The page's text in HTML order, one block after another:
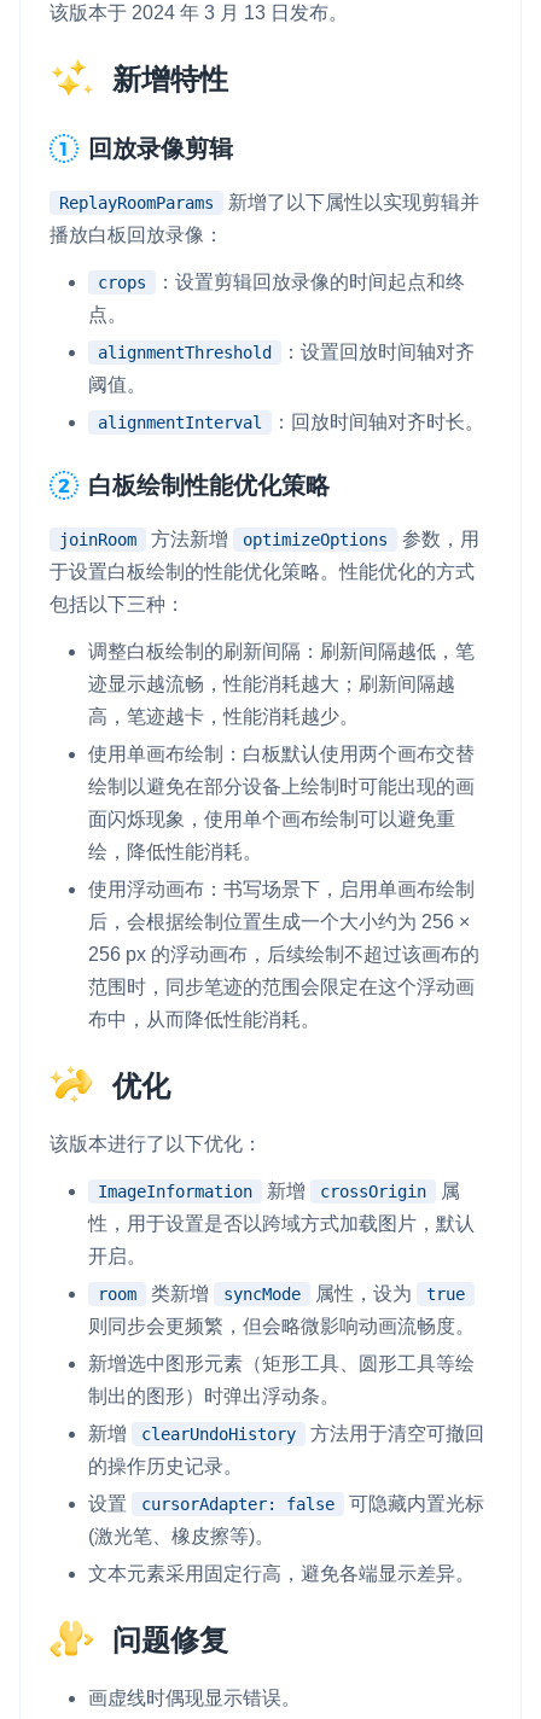
该版本于 2024 年 3 月 13 日发布。
新增特性
回放录像剪辑
ReplayRoomParams
新增了以下属性以实现剪辑并
播放白板回放录像：
crops
：设置剪辑回放录像的时间起点和终
点。
alignmentThreshold
：设置回放时间轴对齐
阈值。
alignmentInterval ：回放时间轴对齐时长。
白板绘制性能优化策略
joinRoom 方法新增 optimizeOptions
参数，用
于设置白板绘制的性能优化策略。性能优化的方式
包括以下三种：
调整白板绘制的刷新间隔：刷新间隔越低，笔
迹显示越流畅，性能消耗越大；刷新间隔越
高，笔迹越卡，性能消耗越少。
使用单画布绘制：白板默认使用两个画布交替
绘制以避免在部分设备上绘制时可能出现的画
面闪烁现象，使用单个画布绘制可以避免重
绘，降低性能消耗。
使用浮动画布：书写场景下，启用单画布绘制
后，会根据绘制位置生成一个大小约为 256 ×
256 px 的浮动画布，后续绘制不超过该画布的
范围时，同步笔迹的范围会限定在这个浮动画
布中，从而降低性能消耗。
优化
该版本进行了以下优化：
ImageInformation 新增 crossOrigin
属
性，用于设置是否以跨域方式加载图片，默认
开启。
room 类新增 syncMode 属性，设为 true
则同步会更频繁，但会略微影响动画流畅度。
新增选中图形元素（矩形工具、圆形工具等绘
制出的图形）时弹出浮动条。
新增
clearUndoHistory
方法用于清空可撤回
的操作历史记录。
设置
cursorAdapter: false
可隐藏内置光标
(激光笔、橡皮擦等)。
文本元素采用固定行高，避免各端显示差异。
问题修复
画虚线时偶现显示错误。